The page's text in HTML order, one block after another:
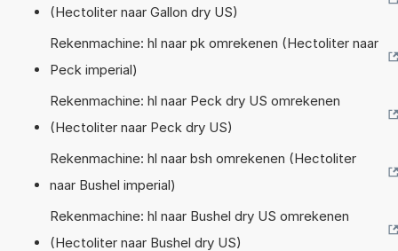
(Hectoliter naar Gallon dry US)
Rekenmachine: hl naar pk omrekenen (Hectoliter naar
Peck imperial)
Rekenmachine: hl naar Peck dry US omrekenen
(Hectoliter naar Peck dry US)
Rekenmachine: hl naar bsh omrekenen (Hectoliter
naar Bushel imperial)
Rekenmachine: hl naar Bushel dry US omrekenen
(Hectoliter naar Bushel dry US)